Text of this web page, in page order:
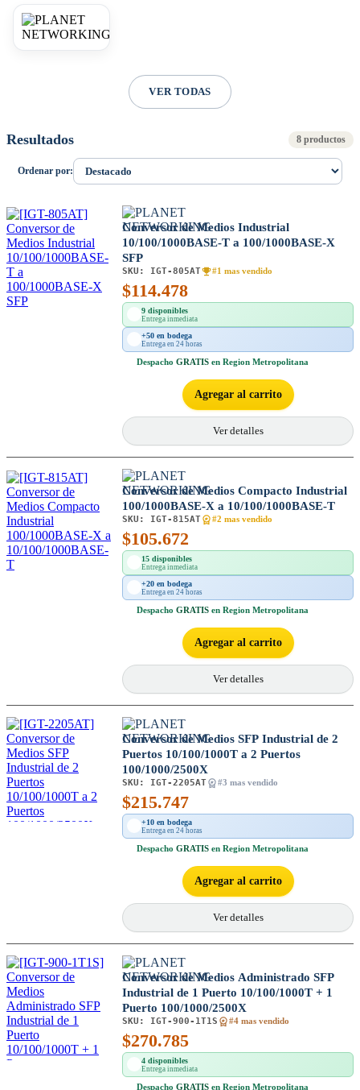
VER TODAS
Resultados 8 productos
Ordenar por:
Conversor de Medios Industrial
10/100/1000BASE-T a 100/1000BASE-X
SFP
SKU: IGT-805AT #1 mas vendido
$114.478
9 disponibles
Entrega inmediata
+50 en bodega
Entrega en 24 horas
Despacho GRATIS en Region Metropolitana
Agregar al carrito
Ver detalles
Conversor de Medios Compacto Industrial
100/1000BASE-X a 10/100/1000BASE-T
SKU: IGT-815AT #2 mas vendido
$105.672
15 disponibles
Entrega inmediata
+20 en bodega
Entrega en 24 horas
Despacho GRATIS en Region Metropolitana
Agregar al carrito
Ver detalles
Conversor de Medios SFP Industrial de 2
Puertos 10/100/1000T a 2 Puertos
100/1000/2500X
SKU: IGT-2205AT #3 mas vendido
$215.747
+10 en bodega
Entrega en 24 horas
Despacho GRATIS en Region Metropolitana
Agregar al carrito
Ver detalles
Conversor de Medios Administrado SFP
Industrial de 1 Puerto 10/100/1000T + 1
Puerto 100/1000/2500X
SKU: IGT-900-1T1S #4 mas vendido
$270.785
4 disponibles
Entrega inmediata
Despacho GRATIS en Region Metropolitana